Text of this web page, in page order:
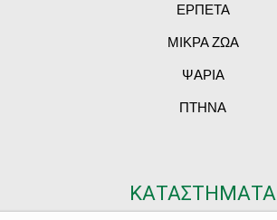
ΕΡΠΕΤΑ
ΜΙΚΡΑ ΖΩΑ
ΨΑΡΙΑ
ΠΤΗΝΑ
ΚΑΤΑΣΤΗΜΑΤΑ